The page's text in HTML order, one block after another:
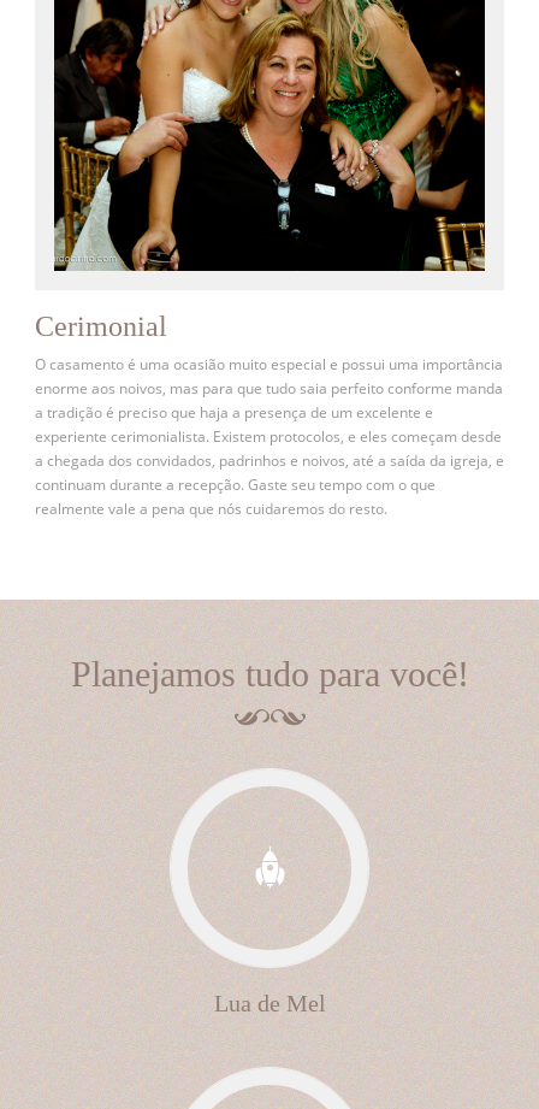
Cerimonial
O casamento é uma ocasião muito especial e possui uma importância
enorme aos noivos, mas para que tudo saia perfeito conforme manda
a tradição é preciso que haja a presença de um excelente e
experiente cerimonialista. Existem protocolos, e eles começam desde
a chegada dos convidados, padrinhos e noivos, até a saída da igreja, e
continuam durante a recepção. Gaste seu tempo com o que
realmente vale a pena que nós cuidaremos do resto.
Planejamos tudo para você!
Lua de Mel